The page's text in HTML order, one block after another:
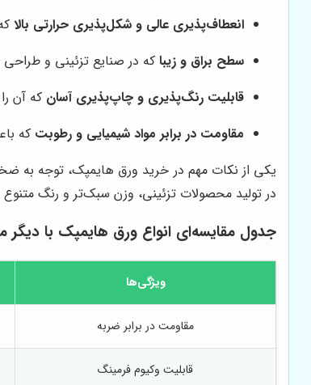
انعطاف‌پذیری عالی و شکل‌پذیری حرارتی بالا
سطح براق و زیبا که در صنایع تزئینی و طراحی
قابلیت رنگ‌پذیری و چاپ‌پذیری آسان که آن
مقاومت در برابر مواد شیمیایی و رطوبت که
یکی از نکات مهم در خرید ورق هایمپک، توجه به
در تولید محصولات تزئینی، وزن سبک‌تر و رنگ
جدول مقایسه‌ای انواع ورق هایمپک با دیگر
ویژگی‌ها
مقاومت در برابر ضربه
قابلیت وکیوم فرمینگ